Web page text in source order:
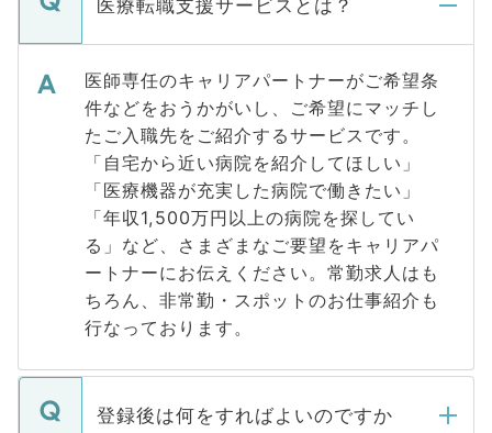
医療転職支援サービスとは？
医師専任のキャリアパートナーがご希望条
件などをおうかがいし、ご希望にマッチし
たご入職先をご紹介するサービスです。
「自宅から近い病院を紹介してほしい」
「医療機器が充実した病院で働きたい」
「年収1,500万円以上の病院を探してい
る」など、さまざまなご要望をキャリアパ
ートナーにお伝えください。常勤求人はも
ちろん、非常勤・スポットのお仕事紹介も
行なっております。
登録後は何をすればよいのですか